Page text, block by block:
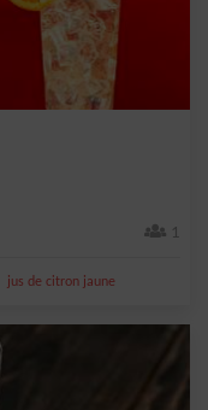
1
jus de citron jaune